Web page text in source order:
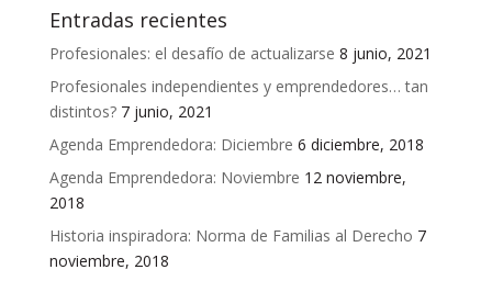
Entradas recientes
Profesionales: el desafío de actualizarse 8 junio, 2021
Profesionales independientes y emprendedores… tan
distintos? 7 junio, 2021
Agenda Emprendedora: Diciembre 6 diciembre, 2018
Agenda Emprendedora: Noviembre 12 noviembre,
2018
Historia inspiradora: Norma de Familias al Derecho 7
noviembre, 2018